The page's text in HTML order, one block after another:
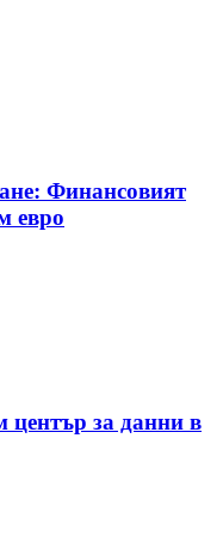
Финансовият
евро
център за данни в